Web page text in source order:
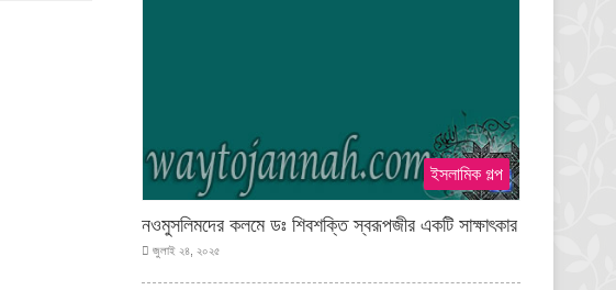
ইসলামিক গল্প
নওমুসলিমদের কলমে ডঃ শিবশক্তি স্বরূপজীর একটি সাক্ষাৎকার
জুলাই ২৪, ২০২৫